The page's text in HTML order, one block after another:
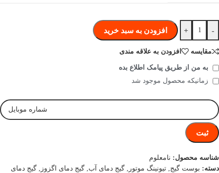
-
+ افزودن به سبد خرید
مقایسه افزودن به علاقه مندی
به من از طریق پیامک اطلاع بده
زمانیکه محصول موجود شد
ثبت
شناسه محصول: نامعلوم
دسته: بوست گیج, تیونینگ موتور , گیج دمای آب, گیج دمای اگزوز , گیج دمای